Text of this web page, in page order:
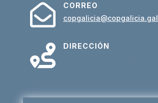

CORREO
copgalicia@copgalicia.gal

DIRECCIÓN